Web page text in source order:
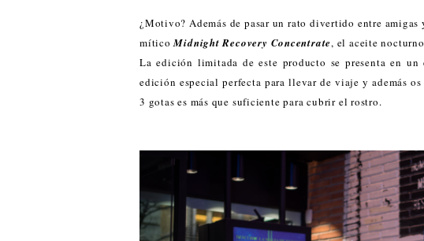
¿Motivo? Además de pasar un rato divertido entre
míticoMidnight Recovery Concentrate, el aceite
La edición limitada de este producto se presenta en
edición especial perfecta para llevar de viaje y además
3 gotas es más que suficiente para cubrir el rostro.